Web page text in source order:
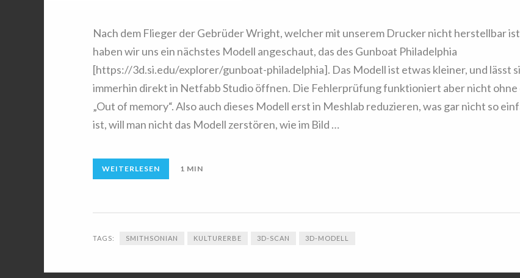
Nach dem Flieger der Gebrüder Wright, welcher mit unserem Drucker nicht herstellbar
haben wir uns ein nächstes Modell angeschaut, das des Gunboat Philadelphia
[https://3d.si.edu/explorer/gunboat-philadelphia]. Das Modell ist etwas kleiner, und lässt
immerhin direkt in Netfabb Studio öffnen. Die Fehlerprüfung funktioniert aber nicht ohne
„Out of memory“. Also auch dieses Modell erst in Meshlab reduzieren, was gar nicht so
ist, will man nicht das Modell zerstören, wie im Bild …
WEITERLESEN 1 MIN
TAGS: SMITHSONIAN KULTURERBE 3D-SCAN 3D-MODELL